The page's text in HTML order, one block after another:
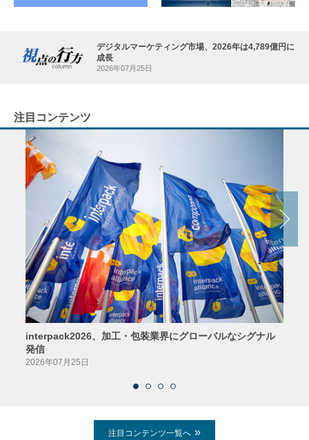
デジタルマーケティング市場、2026年は4,789億円に
成長
2026年07月25日
注目コンテンツ
interpack2026、加工・包装業界にグローバルなシグナル
発信
2026年07月25日
注目コンテンツ一覧へ